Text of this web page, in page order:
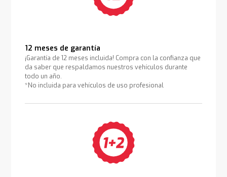
12 meses de garantía
¡Garantía de 12 meses incluida! Compra con la confianza que
da saber que respaldamos nuestros vehículos durante
todo un año.
*No incluida para vehículos de uso profesional